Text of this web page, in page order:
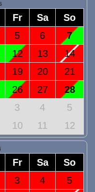
Fr Sa
So
5 6
7
12 13
14
19 20
21
26 27
28
3 4
5
10 11 12
Fr Sa
So
3 4
5